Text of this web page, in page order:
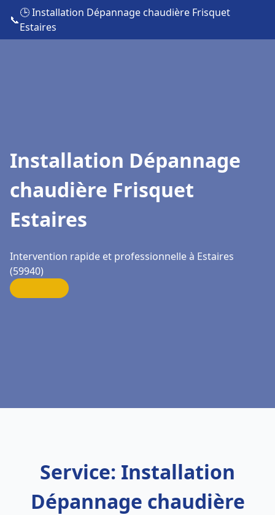
📞
🕒 Installation Dépannage chaudière Frisquet
Estaires
Installation Dépannage
chaudière Frisquet
Estaires
Intervention rapide et professionnelle à Estaires
(59940)
Service: Installation
Dépannage chaudière